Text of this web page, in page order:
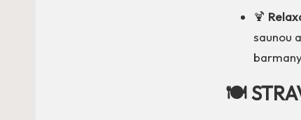
🍹
saunou
🍽️